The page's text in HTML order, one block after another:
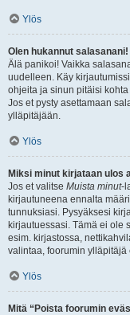
Ylös
Olen hukannut salasanani!
Älä panikoi! Vaikka
uudelleen. Käy
ohjeita ja sinun pitäisi
Jos et pysty asettamaan
ylläpitäjään.
Ylös
Miksi minut kirjataan ulos
Jos et valitse Muista minut-
kirjautuneena ennalta
tunnuksiasi. Pysyäksesi
kirjautuessasi. Tämä ei ole
esim. kirjastossa,
valintaa, foorumin ylläpitäjä
Ylös
Mitä “Poista foorumin